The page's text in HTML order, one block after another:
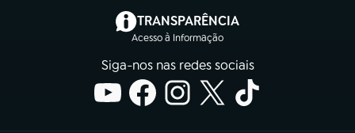
TRANSPARÊNCIA
Acesso à Informação
(abre em nova aba)
Siga-nos nas redes sociais